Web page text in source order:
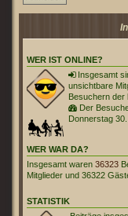
WER IST ONLINE?
Insgesamt
unsichtbare
Besuchern der
Der
Donnerstag
WER WAR DA?
Insgesamt waren 36323
Mitglieder und 36322
STATISTIK